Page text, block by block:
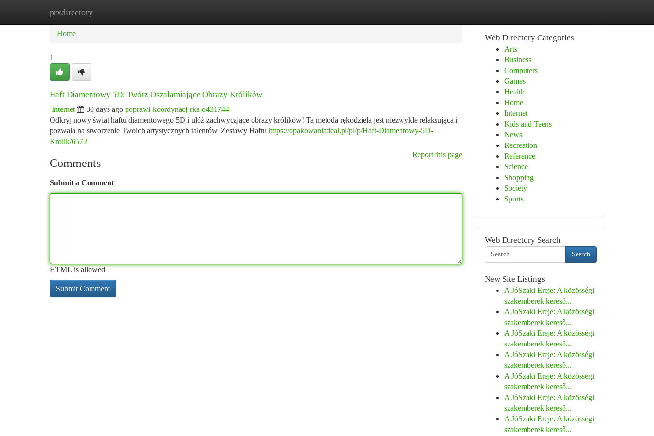
prxdirectory
Home
Home
1
Haft Diamentowy 5D: Twórz Oszałamiające Obrazy Królików
Internet 30 days ago poprawi-koordynacj-rka-o431744
Odkryj nowy świat haftu diamentowego 5D i ułóż zachwycające obrazy królików! Ta metoda rękodzieła jest niezwykle relaksująca i
pozwala na stworzenie Twoich artystycznych talentów. Zestawy Haftu https://opakowaniadeal.pl/pl/p/Haft-Diamentowy-5D-
Krolik/6572
Report this page
Comments
Submit a Comment
HTML is allowed
Web Directory Categories
Arts
Business
Computers
Games
Health
Home
Internet
Kids and Teens
News
Recreation
Reference
Science
Shopping
Society
Sports
Web Directory Search
Search
New Site Listings
A JóSzaki Ereje: A közösségi
szakemberek kereső...
A JóSzaki Ereje: A közösségi
szakemberek kereső...
A JóSzaki Ereje: A közösségi
szakemberek kereső...
A JóSzaki Ereje: A közösségi
szakemberek kereső...
A JóSzaki Ereje: A közösségi
szakemberek kereső...
A JóSzaki Ereje: A közösségi
szakemberek kereső...
A JóSzaki Ereje: A közösségi
szakemberek kereső...